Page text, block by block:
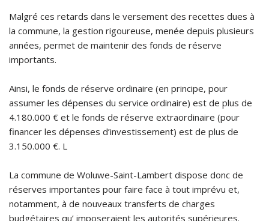
Malgré ces retards dans le versement des recettes dues à
la commune, la gestion rigoureuse, menée depuis plusieurs
années, permet de maintenir des fonds de réserve
importants.
Ainsi, le fonds de réserve ordinaire (en principe, pour
assumer les dépenses du service ordinaire) est de plus de
4.180.000 € et le fonds de réserve extraordinaire (pour
financer les dépenses d’investissement) est de plus de
3.150.000 €. L
La commune de Woluwe-Saint-Lambert dispose donc de
réserves importantes pour faire face à tout imprévu et,
notamment, à de nouveaux transferts de charges
budgétaires qu’ imposeraient les autorités supérieures.